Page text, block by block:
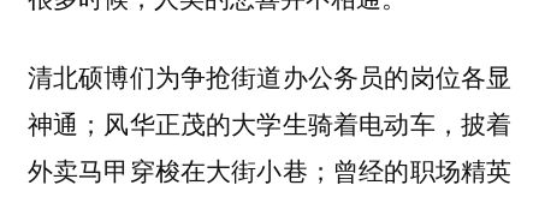
清北硕博们为争抢街道办公务员的岗位各显
神通；风华正茂的大学生骑着电动车，披着
外卖马甲穿梭在大街小巷；曾经的职场精英